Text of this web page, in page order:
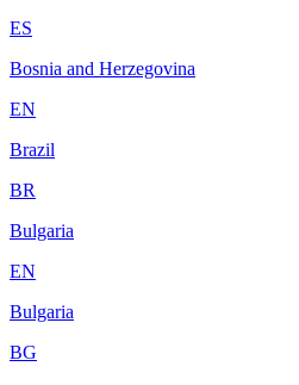
ES
Bosnia and Herzegovina
EN
Brazil
BR
Bulgaria
EN
Bulgaria
BG